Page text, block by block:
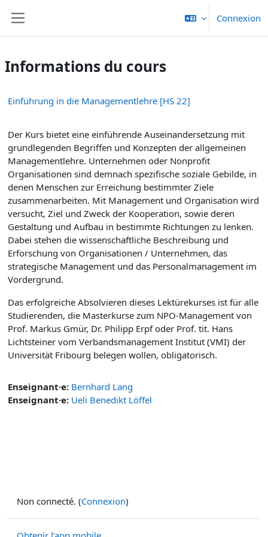
Connexion
Informations du cours
Einführung in die Managementlehre [HS 22]
Der Kurs bietet eine einführende Auseinandersetzung mit
grundlegenden Begriffen und Konzepten der allgemeinen
Managementlehre. Unternehmen oder Nonprofit
Organisationen sind demnach spezifische soziale Gebilde, in
denen Menschen zur Erreichung bestimmter Ziele
zusammenarbeiten. Mit Management und Organisation wird
versucht, Ziel und Zweck der Kooperation, sowie deren
Gestaltung und Aufbau in bestimmte Richtungen zu lenken.
Dabei stehen die wissenschaftliche Beschreibung und
Erforschung von Organisationen / Unternehmen, das
strategische Management und das Personalmanagement im
Vordergrund.
Das erfolgreiche Absolvieren dieses Lektürekurses ist für alle
Studierenden, die Masterkurse zum NPO-Management von
Prof. Markus Gmür, Dr. Philipp Erpf oder Prof. tit. Hans
Lichtsteiner vom Verbandsmanagement Institut (VMI) der
Universität Fribourg belegen wollen, obligatorisch.
Enseignant·e: Bernhard Lang
Enseignant·e: Ueli Benedikt Löffel
Non connecté. (Connexion)